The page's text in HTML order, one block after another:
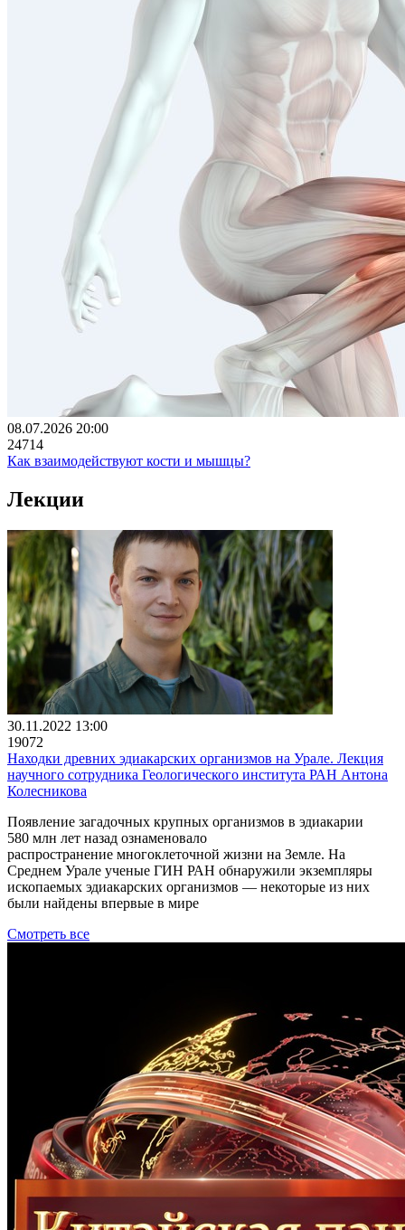
08.07.2026 20:00
24714
Как взаимодействуют кости и мышцы?
Лекции
30.11.2022 13:00
19072
Находки древних эдиакарских организмов на Урале. Лекция
научного сотрудника Геологического института РАН Антона
Колесникова
Появление загадочных крупных организмов в эдиакарии
580 млн лет назад ознаменовало
распространение многоклеточной жизни на Земле. На
Среднем Урале ученые ГИН РАН обнаружили экземпляры
ископаемых эдиакарских организмов — некоторые из них
были найдены впервые в мире
Смотреть все